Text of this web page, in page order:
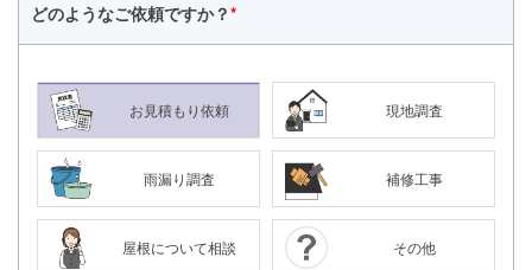
どのようなご依頼ですか？*
お見積もり依頼 現地調査
雨漏り調査 補修工事
屋根について相談 その他